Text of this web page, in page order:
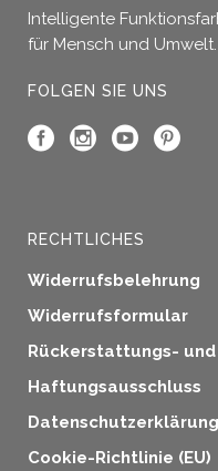
Intelligente
für Mensch und Umwelt.
FOLGEN SIE UNS
RECHTLICHES
Widerrufsbelehrung
Widerrufsformular
Rückerstattungs-
Haftungsausschluss
Datenschutzerklärung
Cookie-Richtlinie (EU)